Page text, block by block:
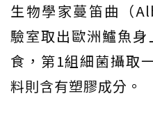
生物學家蔓笛曲（
驗室取出歐洲鱸魚
食，第1組細菌攝取
料則含有塑膠成分。